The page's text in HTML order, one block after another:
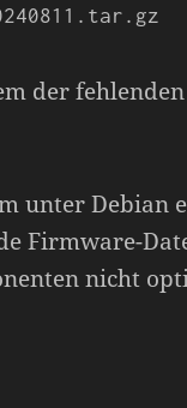
der fehlenden
unter Debian
Firmware-
nicht